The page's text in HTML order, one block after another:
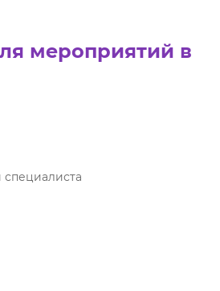
мероприятий в
специалиста